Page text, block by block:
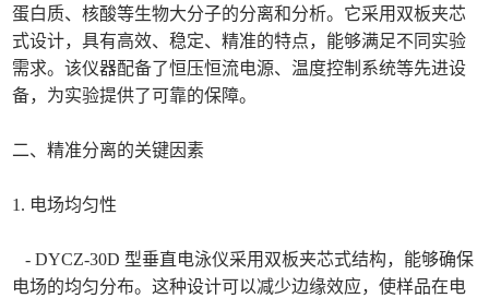
蛋白质、核酸等生物大分子的分离和分析。它采用双板夹芯
式设计，具有高效、稳定、精准的特点，能够满足不同实验
需求。该仪器配备了恒压恒流电源、温度控制系统等先进设
备，为实验提供了可靠的保障。
二、精准分离的关键因素
1. 电场均匀性
- DYCZ-30D 型垂直电泳仪采用双板夹芯式结构，能够确保
电场的均匀分布。这种设计可以减少边缘效应，使样品在电